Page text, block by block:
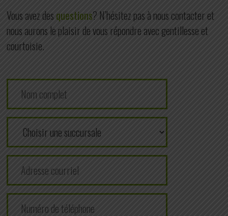
Vous avez des questions? N’hésitez pas à nous contacter et
nous aurons le plaisir de vous répondre avec gentillesse et
courtoisie.